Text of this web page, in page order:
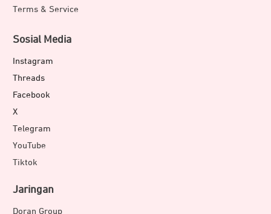
Terms & Service
Sosial Media
Instagram
Threads
Facebook
X
Telegram
YouTube
Tiktok
Jaringan
Doran Group